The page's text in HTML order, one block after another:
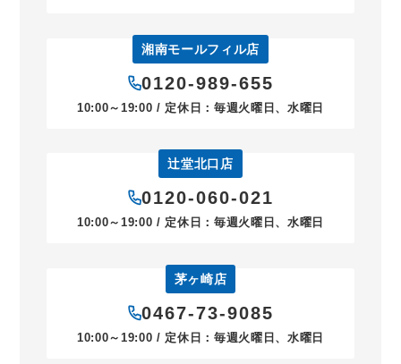
湘南モールフィル店
0120-989-655
10:00～19:00 / 定休日：毎週火曜日、水曜日
辻堂北口店
0120-060-021
10:00～19:00 / 定休日：毎週火曜日、水曜日
茅ヶ崎店
0467-73-9085
10:00～19:00 / 定休日：毎週火曜日、水曜日